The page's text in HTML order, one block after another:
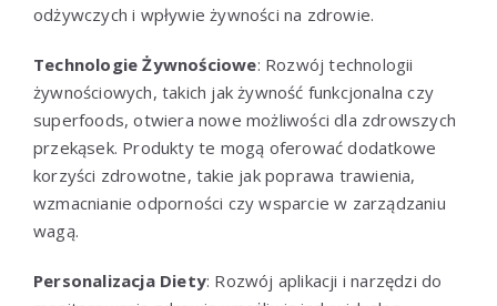
odżywczych i wpływie żywności na zdrowie.
Technologie Żywnościowe: Rozwój technologii
żywnościowych, takich jak żywność funkcjonalna czy
superfoods, otwiera nowe możliwości dla zdrowszych
przekąsek. Produkty te mogą oferować dodatkowe
korzyści zdrowotne, takie jak poprawa trawienia,
wzmacnianie odporności czy wsparcie w zarządzaniu
wagą.
Personalizacja Diety: Rozwój aplikacji i narzędzi do